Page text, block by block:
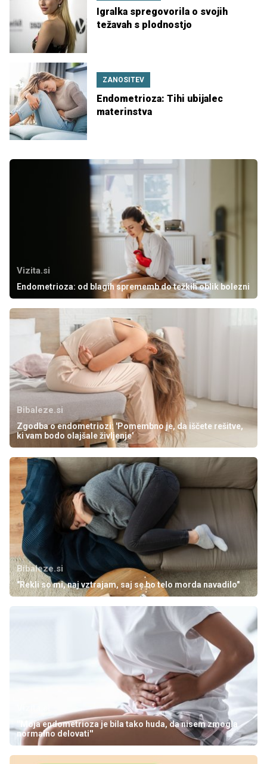
Igralka spregovorila o svojih
težavah s plodnostjo
ZANOSITEV
Endometrioza: Tihi ubijalec
materinstva
Vizita.si
Endometrioza: od blagih sprememb do težkih oblik bolezni
Bibaleze.si
Zgodba o endometriozi: 'Pomembno je, da iščete rešitve,
ki vam bodo olajšale življenje'
Bibaleze.si
"Rekli so mi, naj vztrajam, saj se bo telo morda navadilo"
''Moja endometrioza je bila tako huda, da nisem zmogla
normalno delovati''